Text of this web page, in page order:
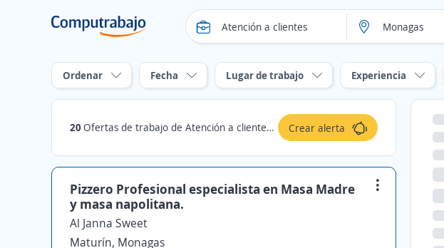
Ordenar Fecha Lugar de trabajo Experiencia
20 Ofertas de trabajo de Atención a clientes en Monagas Crear alerta
Pizzero Profesional especialista en Masa Madre
y masa napolitana.
Al Janna Sweet
Maturín, Monagas